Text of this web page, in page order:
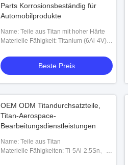
Parts Korrosionsbeständig für
Automobilprodukte
Name: Teile aus Titan mit hoher Härte
Materielle Fähigkeit: Titanium (6Al-4V)、
Pd、SP-700、Ti-6242、Ti-10-5-3 kann
ausgewählt werdeBeste Preis
OEM ODM Titandurchsatzteile,
Titan-Aerospace-
Bearbeitungsdienstleistungen
Name: Teile aus Titan
Materielle Fähigkeiten: Ti-5Al-2.5Sn、